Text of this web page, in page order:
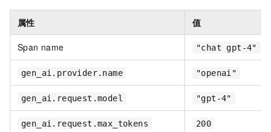
属性 值
Span name "chat gpt-4"
gen_ai.provider.name "openai"
gen_ai.request.model "gpt-4"
gen_ai.request.max_tokens 200